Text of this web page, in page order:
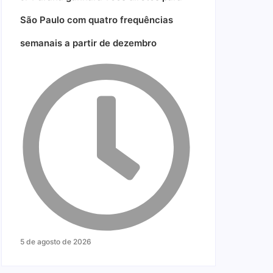
São Paulo com quatro frequências
semanais a partir de dezembro
5 de agosto de 2026